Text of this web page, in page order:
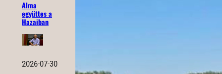
Alma
együttes a
Hazaiban
2026-07-30